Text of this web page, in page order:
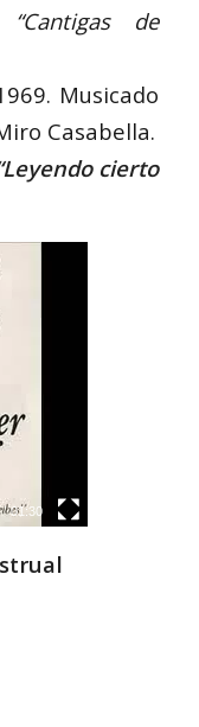
“Cantigas de
Musicado
Casabella.
cierto
01:30